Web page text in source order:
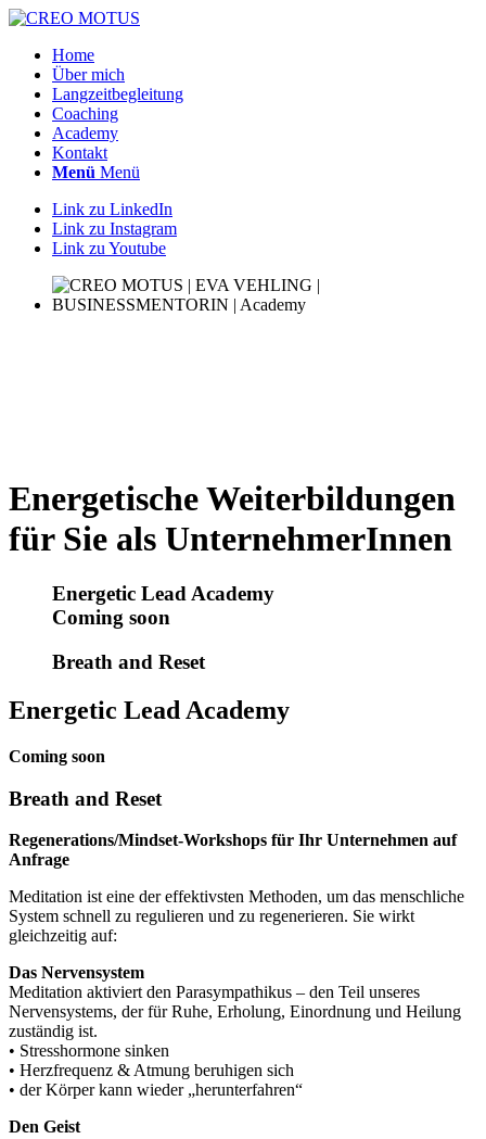
Home
Über mich
Langzeitbegleitung
Coaching
Academy
Kontakt
Menü Menü
Link zu LinkedIn
Link zu Instagram
Link zu Youtube
Energetische Weiterbildungen
für Sie als UnternehmerInnen
Energetic Lead Academy
Coming soon
Breath and Reset
Energetic Lead Academy
Coming soon
Breath and Reset
Regenerations/Mindset-Workshops für Ihr Unternehmen auf
Anfrage
Meditation ist eine der effektivsten Methoden, um das menschliche
System schnell zu regulieren und zu regenerieren. Sie wirkt
gleichzeitig auf:
Das Nervensystem
Meditation aktiviert den Parasympathikus – den Teil unseres
Nervensystems, der für Ruhe, Erholung, Einordnung und Heilung
zuständig ist.
• Stresshormone sinken
• Herzfrequenz & Atmung beruhigen sich
• der Körper kann wieder „herunterfahren“
Den Geist